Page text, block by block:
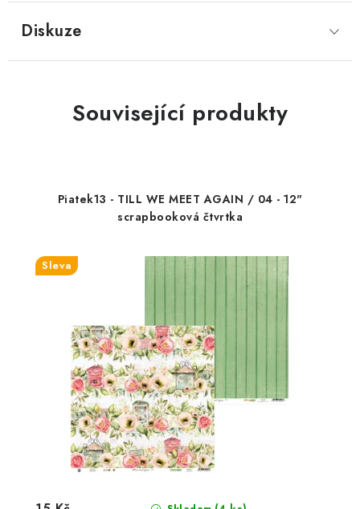
Diskuze
Související produkty
Piatek13 - TILL WE MEET AGAIN / 04 - 12"
scrapbooková čtvrtka
Sleva